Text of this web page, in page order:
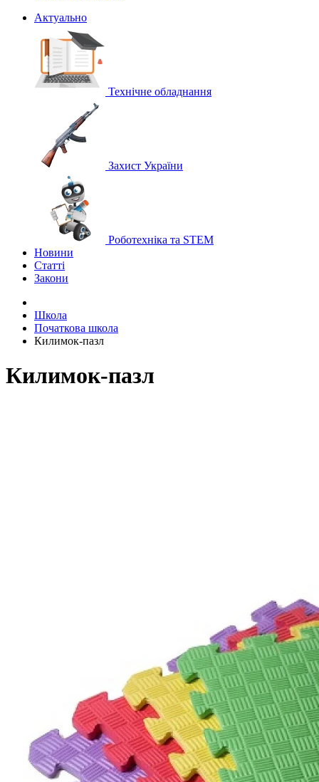
Актуально
Технічне обладнання
Захист України
Роботехніка та STEM
Новини
Статті
Закони
Школа
Початкова школа
Килимок-пазл
Килимок-пазл